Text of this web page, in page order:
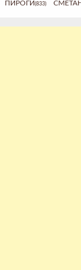
ПИРОГИ(833)